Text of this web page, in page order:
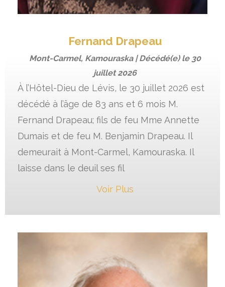
Fernand Drapeau
Mont-Carmel, Kamouraska | Décédé(e) le 30
juillet 2026
À l’Hôtel-Dieu de Lévis, le 30 juillet 2026 est
décédé à l’âge de 83 ans et 6 mois M.
Fernand Drapeau; fils de feu Mme Annette
Dumais et de feu M. Benjamin Drapeau. Il
demeurait à Mont-Carmel, Kamouraska. Il
laisse dans le deuil ses fil
Voir Plus